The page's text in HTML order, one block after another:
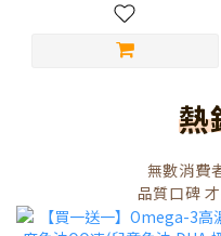
熱
無數消費
品質口碑